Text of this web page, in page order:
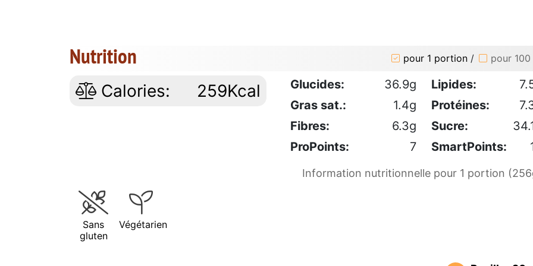
Nutrition pour 1 portion / pour 100
Calories: 259Kcal Glucides: 36.9g Lipides:
Gras sat.:
1.4g Protéines:
Fibres:
6.3g Sucre:
ProPoints:
7 SmartPoints:
Information nutritionnelle pour 1 portion
Sans
gluten
Végétarien